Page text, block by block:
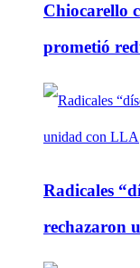
Chiocarello
prometió
Radicales
rechazaron